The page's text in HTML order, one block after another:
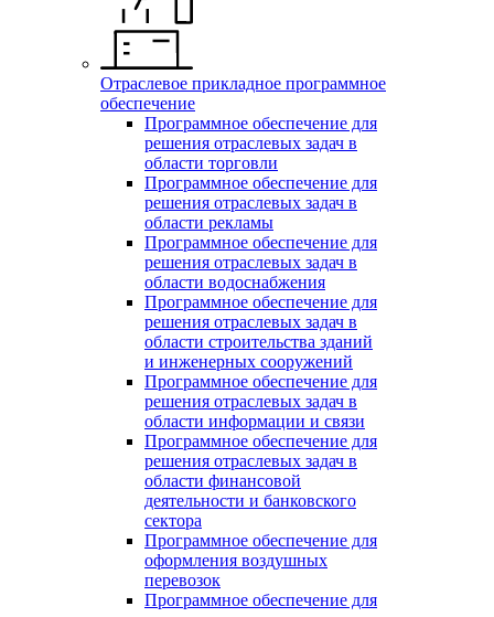
Отраслевое прикладное программное
обеспечение
Программное обеспечение для
решения отраслевых задач в
области торговли
Программное обеспечение для
решения отраслевых задач в
области рекламы
Программное обеспечение для
решения отраслевых задач в
области водоснабжения
Программное обеспечение для
решения отраслевых задач в
области строительства зданий
и инженерных сооружений
Программное обеспечение для
решения отраслевых задач в
области информации и связи
Программное обеспечение для
решения отраслевых задач в
области финансовой
деятельности и банковского
сектора
Программное обеспечение для
оформления воздушных
перевозок
Программное обеспечение для